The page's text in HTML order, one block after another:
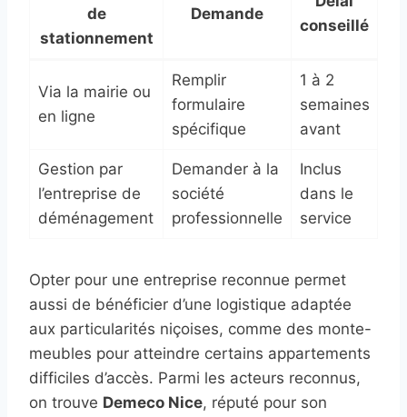
de
stationnement
Demande
conseillé
Via la mairie ou
en ligne
Remplir
formulaire
spécifique
1 à 2
semaines
avant
Gestion par
l’entreprise de
déménagement
Demander à la
société
professionnelle
Inclus
dans le
service
Opter pour une entreprise reconnue permet
aussi de bénéficier d’une logistique adaptée
aux particularités niçoises, comme des monte-
meubles pour atteindre certains appartements
difficiles d’accès. Parmi les acteurs reconnus,
on trouve Demeco Nice, réputé pour son